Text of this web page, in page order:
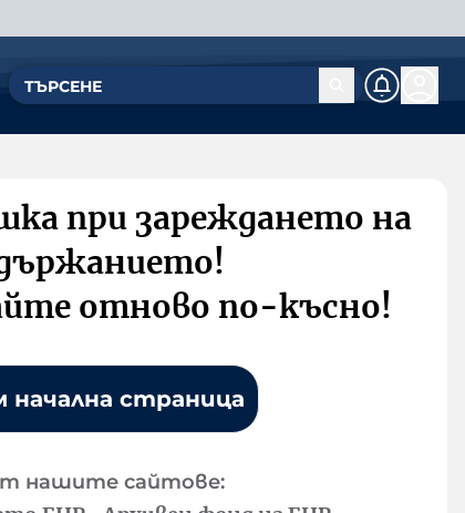
при зареждането на
отново по-късно!
начална страница
нашите сайтове: